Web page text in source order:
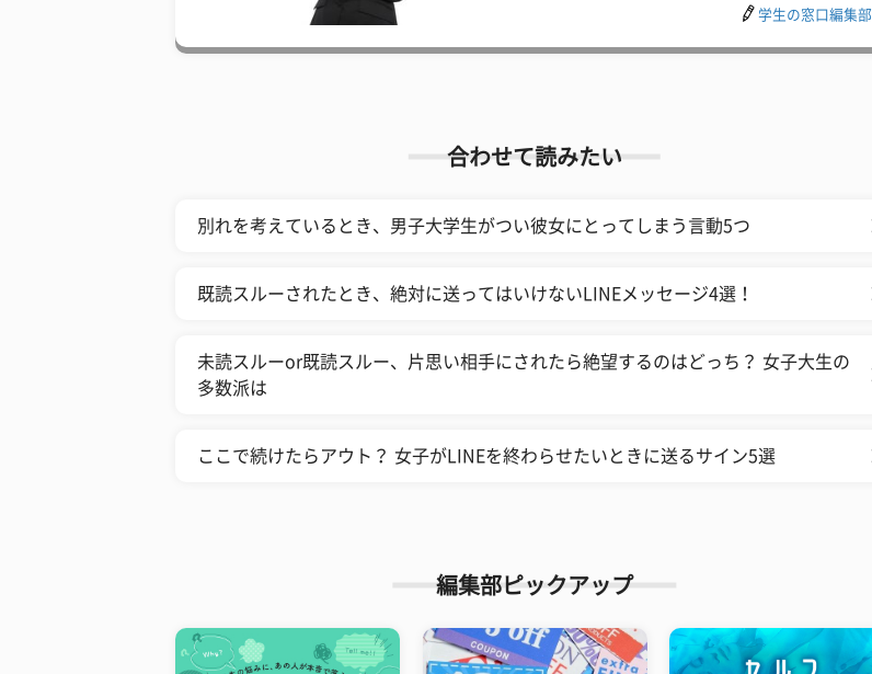
学生の窓口編集部
合わせて読みたい
別れを考えているとき、男子大学生がつい彼女にとってしまう言動5つ
既読スルーされたとき、絶対に送ってはいけないLINEメッセージ4選！
未読スルーor既読スルー、片思い相手にされたら絶望するのはどっち？ 女子大生の
多数派は
ここで続けたらアウト？ 女子がLINEを終わらせたいときに送るサイン5選
編集部ピックアップ